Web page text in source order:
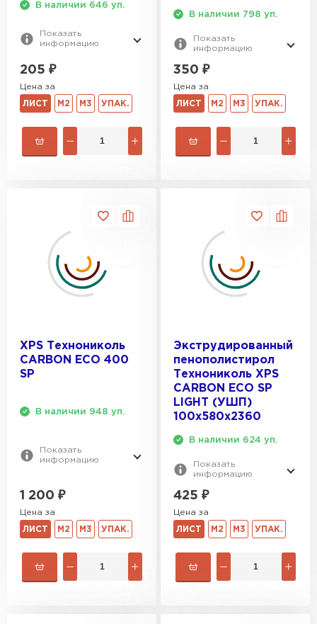
В наличии 646 уп.
Показать
информацию
205 ₽
Цена за
ЛИСТ М2 М3 УПАК.
В наличии 798 уп.
Показать
информацию
350 ₽
Цена за
ЛИСТ М2 М3 УПАК.
XPS Технониколь
CARBON ECO 400
SP
В наличии 948 уп.
Показать
информацию
1 200 ₽
Цена за
ЛИСТ М2 М3 УПАК.
Экструдированный
пенополистирол
Технониколь XPS
CARBON ECO SP
LIGHT (УШП)
100х580х2360
В наличии 624 уп.
Показать
информацию
425 ₽
Цена за
ЛИСТ М2 М3 УПАК.